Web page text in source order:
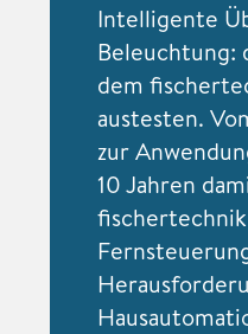
Intelligente
Beleuchtung:
dem
austesten.
zur
10 Jahren